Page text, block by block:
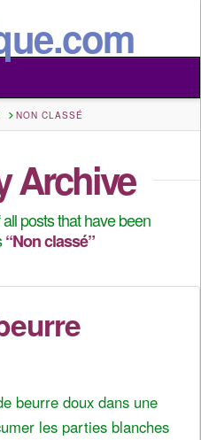
NON CLASSÉ
Archive
posts that have been
“Non classé”
beurre doux dans une
les parties blanches